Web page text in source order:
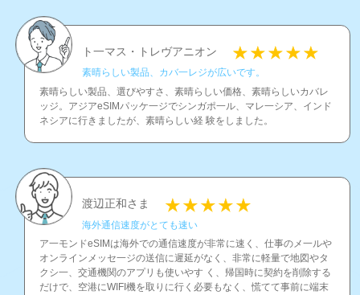
ト一マス・トレヴアニオン
素晴らしい製品、カバ一レジが広いです。
素晴らしい製品、選びやすさ、素晴らしい価格、素晴らしいカバレ
ッジ。アジアeSIMパッケ一ジでシンガポ一ル、マレ一シア、インド
ネシアに行きましたが、素晴らしい経 験をしました。
渡辺正和さま
海外通信速度がとても速い
ア一モンドeSIMは海外での通信速度が非常に速く、仕事のメ一ルや
オンラインメッセ一ジの送信に遲延がなく、非常に軽量で地図やタ
クシ一、交通機関のアプリも使いやす く、帰国時に契約を削除する
だけで、空港にWIFI機を取りに行く必要もなく、慌てて事前に端末